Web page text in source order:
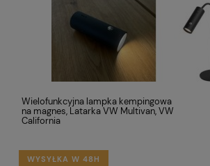
Wielofunkcyjna lampka kempingowa
na magnes, Latarka VW Multivan, VW
California
WYSYŁKA W 48H